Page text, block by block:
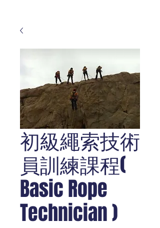
初級繩索技術
員訓練課程(
Basic Rope
Technician )